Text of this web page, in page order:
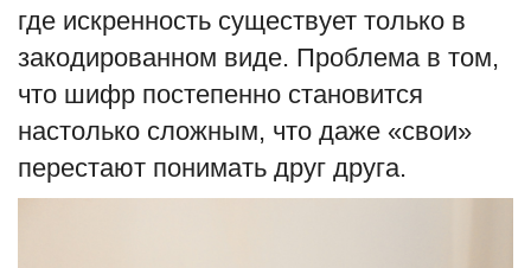
где искренность существует только в
закодированном виде. Проблема в том,
что шифр постепенно становится
настолько сложным, что даже «свои»
перестают понимать друг друга.